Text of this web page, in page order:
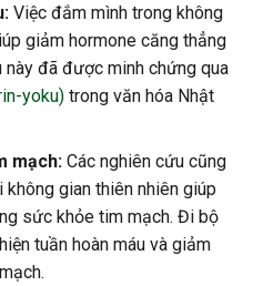
Việc đắm mình trong không
giảm hormone căng thẳng
đã được minh chứng qua
yoku)trong văn hóa Nhật
mạch:Các nghiên cứu cũng
gian thiên nhiên giúp
sức khỏe tim mạch. Đi bộ
tuần hoàn máu và giảm